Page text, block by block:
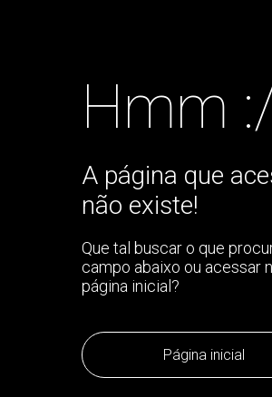
Hmm
A página que
não existe!
Que tal buscar o que
campo abaixo ou acessar
página inicial?
Página inicial